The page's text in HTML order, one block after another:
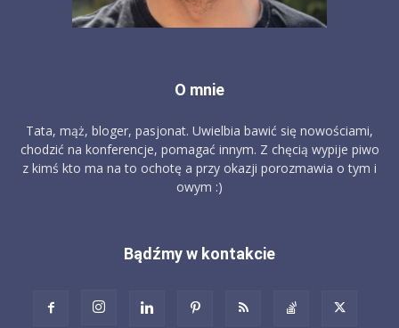
O mnie
Tata, mąż, bloger, pasjonat. Uwielbia bawić się nowościami,
chodzić na konferencje, pomagać innym. Z chęcią wypije piwo
z kimś kto ma na to ochotę a przy okazji porozmawia o tym i
owym :)
Bądźmy w kontakcie